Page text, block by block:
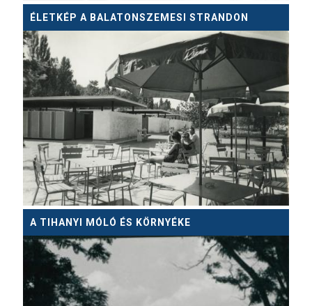
ÉLETKÉP A BALATONSZEMESI STRANDON
A TIHANYI MÓLÓ ÉS KÖRNYÉKE